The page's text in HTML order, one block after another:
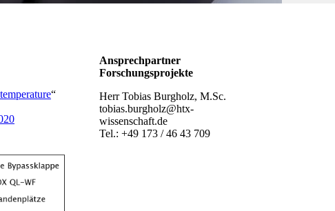
“
Ansprechpartner
Forschungsprojekte
Herr Tobias Burgholz, M.Sc.
tobias.burgholz@htx-
wissenschaft.de
Tel.: +49 173 / 46 43 709